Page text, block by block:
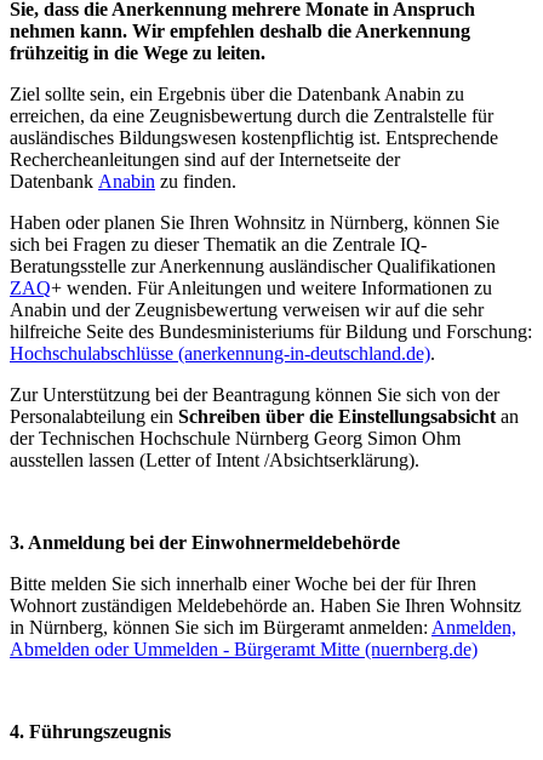
Sie, dass die Anerkennung mehrere Monate in Anspruch
nehmen kann. Wir empfehlen deshalb die Anerkennung
frühzeitig in die Wege zu leiten.
Ziel sollte sein, ein Ergebnis über die Datenbank Anabin zu
erreichen, da eine Zeugnisbewertung durch die Zentralstelle für
ausländisches Bildungswesen kostenpflichtig ist. Entsprechende
Rechercheanleitungen sind auf der Internetseite der
Datenbank Anabin zu finden.
Haben oder planen Sie Ihren Wohnsitz in Nürnberg, können Sie
sich bei Fragen zu dieser Thematik an die Zentrale IQ-
Beratungsstelle zur Anerkennung ausländischer Qualifikationen
ZAQ+ wenden. Für Anleitungen und weitere Informationen zu
Anabin und der Zeugnisbewertung verweisen wir auf die sehr
hilfreiche Seite des Bundesministeriums für Bildung und Forschung:
Hochschulabschlüsse (anerkennung-in-deutschland.de).
Zur Unterstützung bei der Beantragung können Sie sich von der
Personalabteilung ein Schreiben über die Einstellungsabsicht an
der Technischen Hochschule Nürnberg Georg Simon Ohm
ausstellen lassen (Letter of Intent /Absichtserklärung).
3. Anmeldung bei der Einwohnermeldebehörde
Bitte melden Sie sich innerhalb einer Woche bei der für Ihren
Wohnort zuständigen Meldebehörde an. Haben Sie Ihren Wohnsitz
in Nürnberg, können Sie sich im Bürgeramt anmelden: Anmelden,
Abmelden oder Ummelden - Bürgeramt Mitte (nuernberg.de)
4. Führungszeugnis